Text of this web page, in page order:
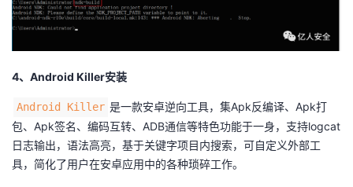
4、Android Killer安装
Android Killer 是一款安卓逆向工具，集Apk反编译、Apk打
包、Apk签名、编码互转、ADB通信等特色功能于一身，支持logcat
日志输出，语法高亮，基于关键字项目内搜索，可自定义外部工
具，简化了用户在安卓应用中的各种琐碎工作。